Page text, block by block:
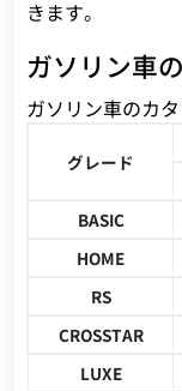
きます。
ガソリン車
ガソリン車のカ
グレード
BASIC
HOME
RS
CROSSTAR
LUXE